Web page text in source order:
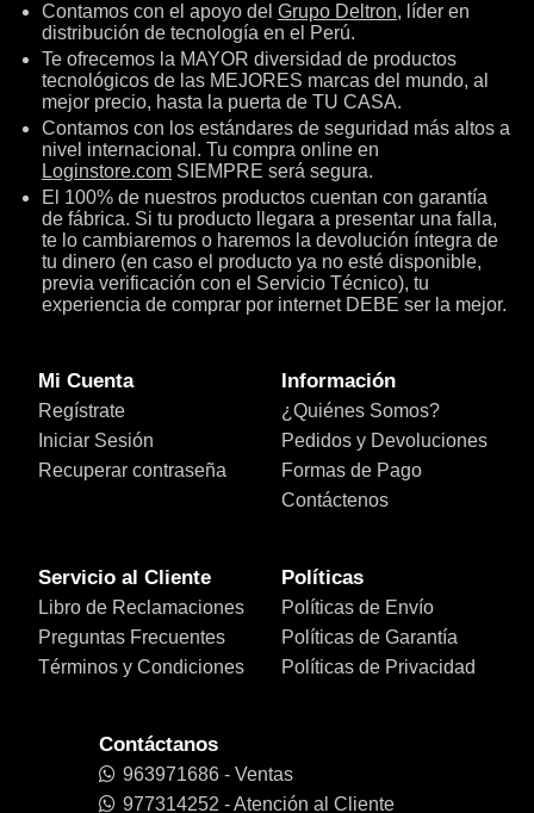
Contamos con el apoyo del Grupo Deltron, líder en
distribución de tecnología en el Perú.
Te ofrecemos la MAYOR diversidad de productos
tecnológicos de las MEJORES marcas del mundo, al
mejor precio, hasta la puerta de TU CASA.
Contamos con los estándares de seguridad más altos a
nivel internacional. Tu compra online en
Loginstore.com SIEMPRE será segura.
El 100% de nuestros productos cuentan con garantía
de fábrica. Si tu producto llegara a presentar una falla,
te lo cambiaremos o haremos la devolución íntegra de
tu dinero (en caso el producto ya no esté disponible,
previa verificación con el Servicio Técnico), tu
experiencia de comprar por internet DEBE ser la mejor.
Mi Cuenta
Regístrate
Iniciar Sesión
Recuperar contraseña
Información
¿Quiénes Somos?
Pedidos y Devoluciones
Formas de Pago
Contáctenos
Servicio al Cliente
Libro de Reclamaciones
Preguntas Frecuentes
Términos y Condiciones
Políticas
Políticas de Envío
Políticas de Garantía
Políticas de Privacidad
Contáctanos
963971686 - Ventas
977314252 - Atención al Cliente